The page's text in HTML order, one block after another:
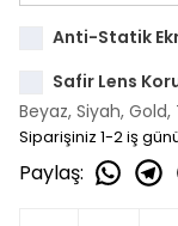
Anti-Statik
Safir Lens
Beyaz, Siyah,
Siparişiniz 1-2 iş
Paylaş: